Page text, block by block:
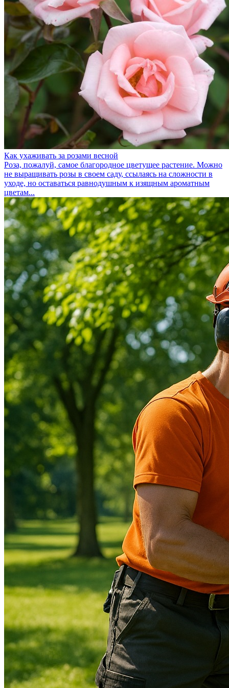
Как ухаживать за розами весной
Роза, пожалуй, самое благородное цветущее растение. Можно
не выращивать розы в своем саду, ссылаясь на сложности в
уходе, но оставаться равнодушным к изящным ароматным
цветам...